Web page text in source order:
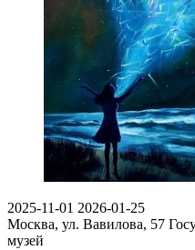
2025-11-01 2026-01-25
Москва, ул. Вавилова, 57
музей